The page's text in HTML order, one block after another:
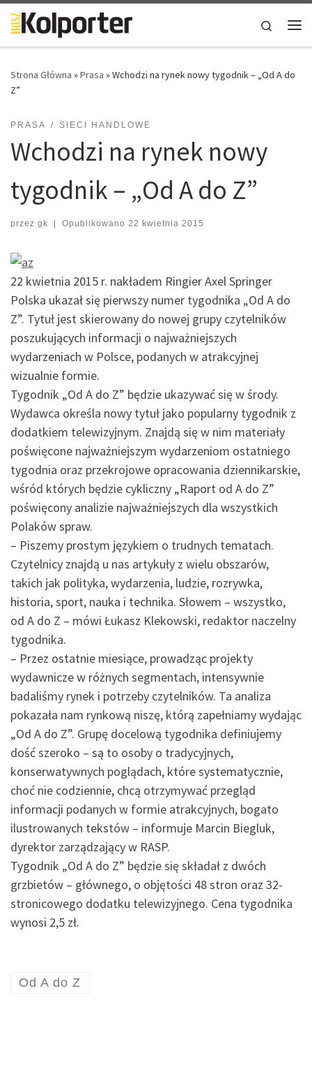
Skip to content
Search
Strona Główna »Prasa »Wchodzi na rynek nowy tygodnik – „Od A do
Z”
PRASA SIECI HANDLOWE
Wchodzi na rynek nowy
tygodnik – „Od A do Z”
przez gk | Opublikowano 22 kwietnia 2015
22 kwietnia 2015 r. nakładem Ringier Axel Springer
Polska ukazał się pierwszy numer tygodnika „Od A do
Z”. Tytuł jest skierowany do nowej grupy czytelników
poszukujących informacji o najważniejszych
wydarzeniach w Polsce, podanych w atrakcyjnej
wizualnie formie.
Tygodnik „Od A do Z” będzie ukazywać się w środy.
Wydawca określa nowy tytuł jako popularny tygodnik z
dodatkiem telewizyjnym. Znajdą się w nim materiały
poświęcone najważniejszym wydarzeniom ostatniego
tygodnia oraz przekrojowe opracowania dziennikarskie,
wśród których będzie cykliczny „Raport od A do Z”
poświęcony analizie najważniejszych dla wszystkich
Polaków spraw.
– Piszemy prostym językiem o trudnych tematach.
Czytelnicy znajdą u nas artykuły z wielu obszarów,
takich jak polityka, wydarzenia, ludzie, rozrywka,
historia, sport, nauka i technika. Słowem – wszystko,
od A do Z – mówi Łukasz Klekowski, redaktor naczelny
tygodnika.
– Przez ostatnie miesiące, prowadząc projekty
wydawnicze w różnych segmentach, intensywnie
badaliśmy rynek i potrzeby czytelników. Ta analiza
pokazała nam rynkową niszę, którą zapełniamy wydając
„Od A do Z”. Grupę docelową tygodnika definiujemy
dość szeroko – są to osoby o tradycyjnych,
konserwatywnych poglądach, które systematycznie,
choć nie codziennie, chcą otrzymywać przegląd
informacji podanych w formie atrakcyjnych, bogato
ilustrowanych tekstów – informuje Marcin Biegluk,
dyrektor zarządzający w RASP.
Tygodnik „Od A do Z” będzie się składał z dwóch
grzbietów – głównego, o objętości 48 stron oraz 32-
stronicowego dodatku telewizyjnego. Cena tygodnika
wynosi 2,5 zł.
Od A do Z